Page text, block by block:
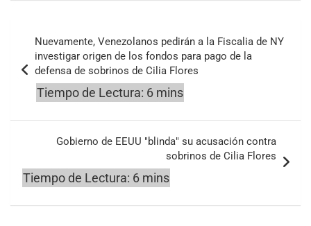
entradas
Nuevamente, Venezolanos pedirán a la Fiscalia de NY
investigar origen de los fondos para pago de la
defensa de sobrinos de Cilia Flores
Gobierno de EEUU "blinda" su acusación contra
sobrinos de Cilia Flores